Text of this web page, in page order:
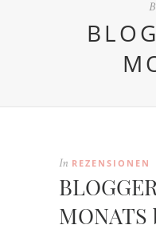
In REZENSIONEN